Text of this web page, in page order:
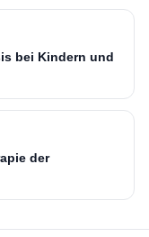
bei Kindern und
der